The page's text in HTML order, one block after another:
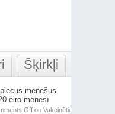
Šķirkļi
mēnešus
eiro mēnesī
Offon Vakcinētie